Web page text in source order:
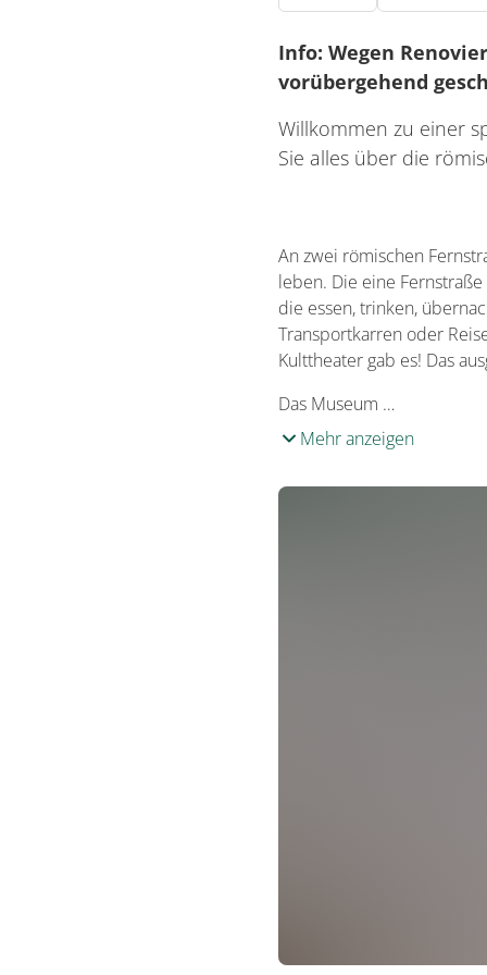
Info: Wegen
vorübergehend
Willkommen zu einer
Sie alles über die
An zwei römischen
leben. Die eine
die essen, trinken,
Transportkarren oder
Kulttheater gab es! Das
Das Museum …
Mehr anzeigen